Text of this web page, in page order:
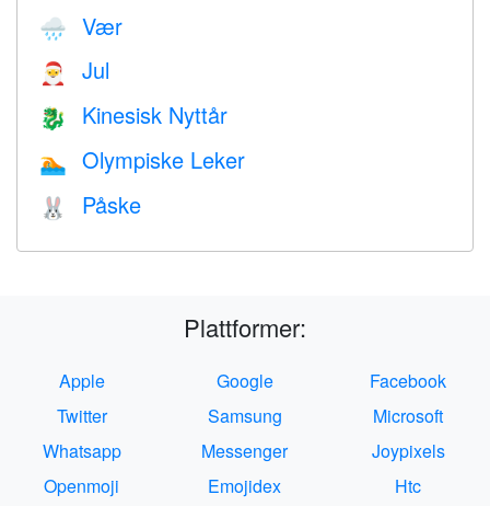
🌧 Vær
🎅 Jul
🐉 Kinesisk Nyttår
🏊 Olympiske Leker
🐰 Påske
Plattformer:
Apple Google
Facebook
Twitter
Samsung
Microsoft
Whatsapp
Messenger
Joypixels
Openmoji
Emojidex
Htc